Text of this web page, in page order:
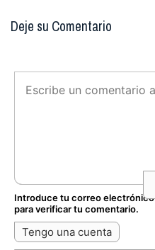
Deje su Comentario
Introduce tu correo electrónico
para verificar tu comentario.
Tengo una cuenta